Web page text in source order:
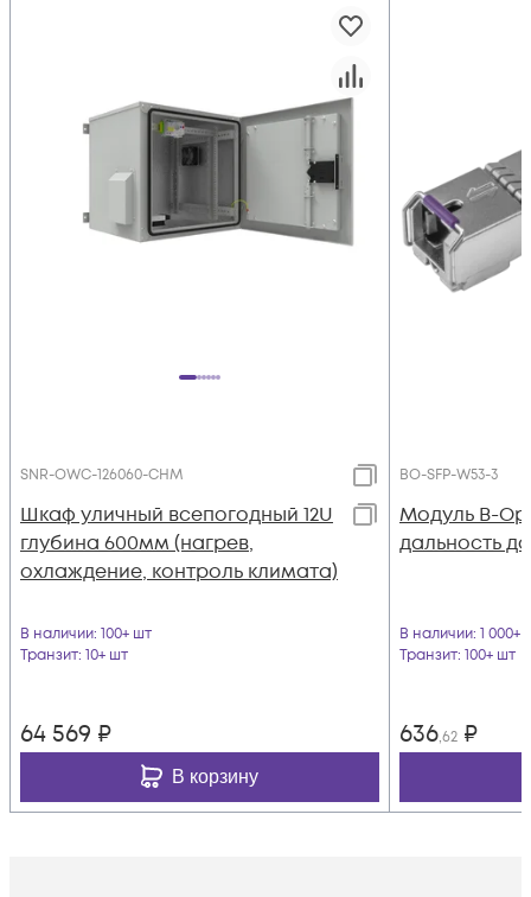
SNR-OWC-126060-CHM
Шкаф уличный всепогодный 12U
глубина 600мм (нагрев,
охлаждение, контроль климата)
В наличии: 100+ шт
Транзит: 10+ шт
64 569 ₽
В корзину
BO-SFP-W53-3
Модуль B-
дальность
В наличии: 1 000+
Транзит: 100+ шт
636,62 ₽